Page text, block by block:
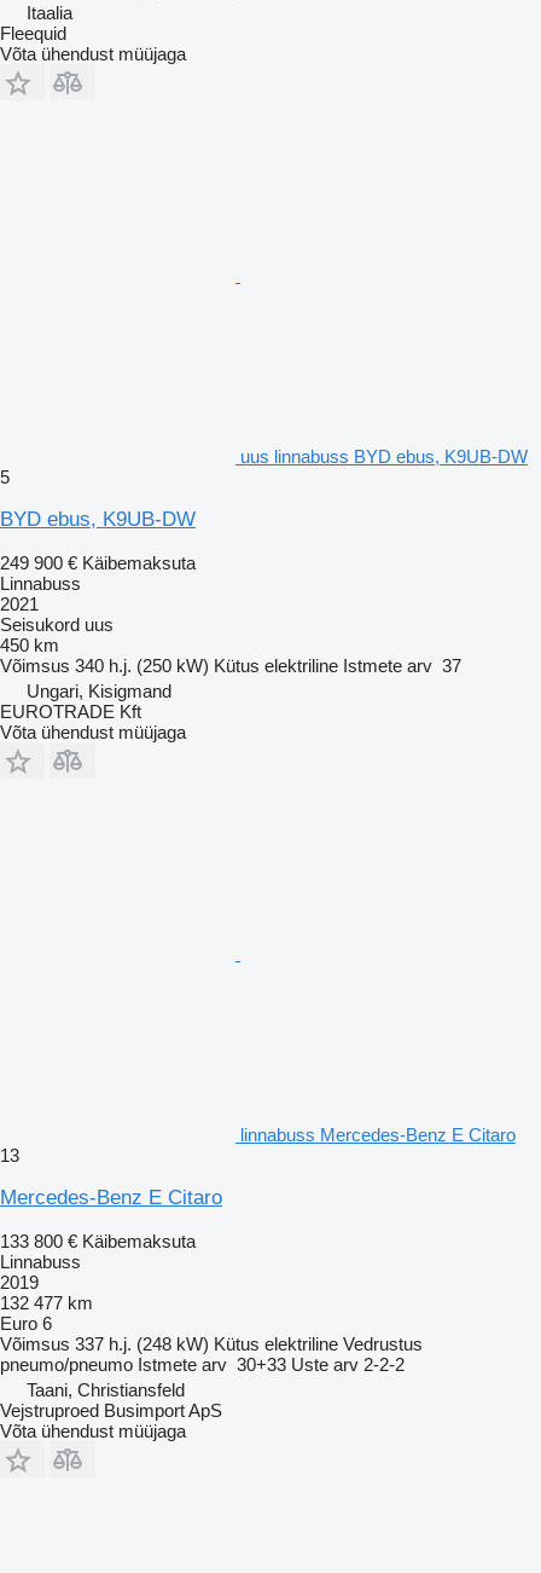
Itaalia
Fleequid
Võta ühendust müüjaga
uus linnabuss BYD ebus, K9UB-DW
5
BYD ebus, K9UB-DW
249 900 € Käibemaksuta
Linnabuss
2021
Seisukord uus
450 km
Võimsus 340 h.j. (250 kW) Kütus elektriline Istmete arv 37
Ungari, Kisigmand
EUROTRADE Kft
Võta ühendust müüjaga
linnabuss Mercedes-Benz E Citaro
13
Mercedes-Benz E Citaro
133 800 € Käibemaksuta
Linnabuss
2019
132 477 km
Euro 6
Võimsus 337 h.j. (248 kW) Kütus elektriline Vedrustus
pneumo/pneumo Istmete arv 30+33 Uste arv 2-2-2
Taani, Christiansfeld
Vejstruproed Busimport ApS
Võta ühendust müüjaga